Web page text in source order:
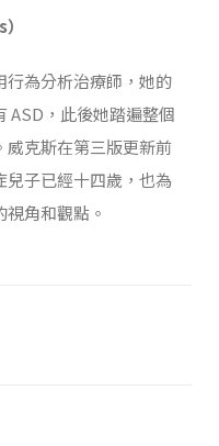
行為分析治療師，她的
，此後她踏遍整個
威克斯在第三版更新前
兒子已經十四歲，也為
角和觀點。